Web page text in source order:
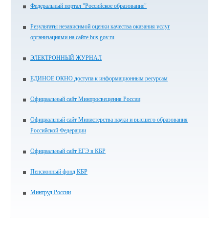
Федеральный портал "Российское образование"
Результаты независимой оценки качества оказания услуг
организациями на сайте bus.gov.ru
ЭЛЕКТРОННЫЙ ЖУРНАЛ
ЕДИНОЕ ОКНО доступа к информационным ресурсам
Официальный сайт Минпросвещения России
Официальный сайт Министерства науки и высшего образования
Российской Федерации
Официальный сайт ЕГЭ в КБР
Пенсионный фонд КБР
Минтруд России